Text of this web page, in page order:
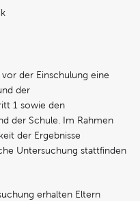
der Einschulung eine
der
1 sowie den
der Schule. Im Rahmen
der Ergebnisse
Untersuchung stattfinden
erhalten Eltern